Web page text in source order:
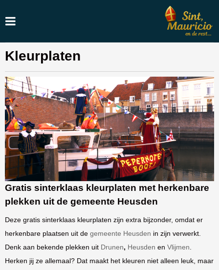
Kleurplaten
Gratis sinterklaas kleurplaten met herkenbare
plekken uit de gemeente Heusden
Deze gratis sinterklaas kleurplaten zijn extra bijzonder, omdat er
herkenbare plaatsen uit de gemeente Heusden in zijn verwerkt.
Denk aan bekende plekken uit Drunen, Heusden en Vlijmen
Herken jij ze allemaal? Dat maakt het kleuren niet alleen leuk, maar